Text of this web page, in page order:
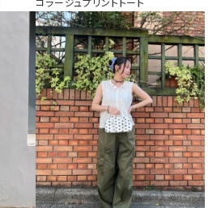
コラージュプリントトート